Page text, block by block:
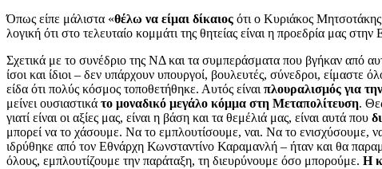
Όπως είπε μάλιστα «θέλω να είμαι δίκαιος ότι ο Κυριάκος Μητσοτάκης
λογική ότι στο τελευταίο κομμάτι της θητείας είναι η προεδρία μας
Σχετικά με το συνέδριο της ΝΔ και τα συμπεράσματα που βγήκαν από
ίσοι και ίδιοι – δεν υπάρχουν υπουργοί, βουλευτές, σύνεδροι,
είδα ότι πολύς κόσμος τοποθετήθηκε. Αυτός είναι πλουραλισμός για
μείνει ουσιαστικά το μοναδικό μεγάλο κόμμα στη Μεταπολίτευση.
γιατί είναι οι αξίες μας, είναι η βάση και τα θεμέλιά μας, είναι αυτά που
μπορεί να το χάσουμε. Να το εμπλουτίσουμε, ναι. Να το ενισχύσουμε,
ιδρύθηκε από τον Εθνάρχη Κωνσταντίνο Καραμανλή – ήταν και θα
όλους, εμπλουτίζουμε την παράταξη, τη διευρύνουμε όσο μπορούμε. Η